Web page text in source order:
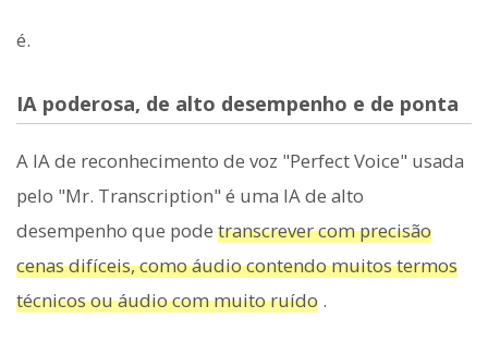
é.
IA poderosa, de alto desempenho e de ponta
A IA de reconhecimento de voz "Perfect Voice" usada
pelo "Mr. Transcription" é uma IA de alto
desempenho que pode transcrever com precisão
cenas difíceis, como áudio contendo muitos termos
técnicos ou áudio com muito ruído .